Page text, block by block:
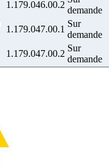
1.179.046.00.2
demande
1.179.047.00.1
Sur
demande
1.179.047.00.2
Sur
demande